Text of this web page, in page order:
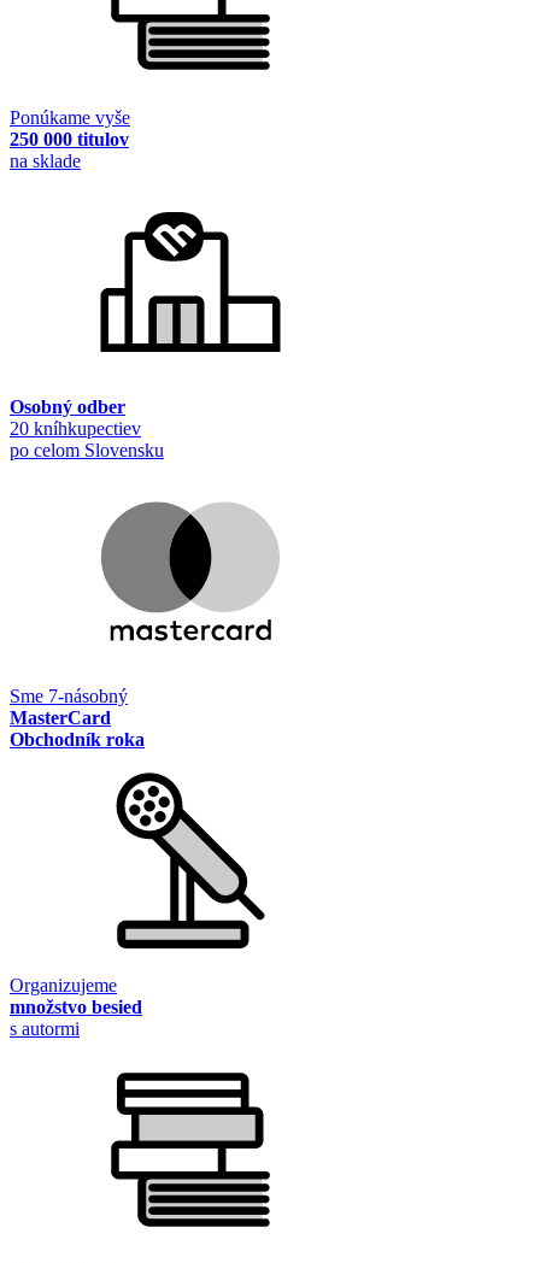
Ponúkame vyše
250 000 titulov
na sklade
Osobný odber
20 kníhkupectiev
po celom Slovensku
Sme 7-násobný
MasterCard
Obchodník roka
Organizujeme
množstvo besied
s autormi